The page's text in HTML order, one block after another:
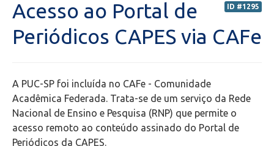
Biblioteca
ID #1295
Acesso ao Portal de
Periódicos CAPES via CAFe
A PUC-SP foi incluída no CAFe - Comunidade
Acadêmica Federada. Trata-se de um serviço da Rede
Nacional de Ensino e Pesquisa (RNP) que permite o
acesso remoto ao conteúdo assinado do Portal de
Periódicos da CAPES.